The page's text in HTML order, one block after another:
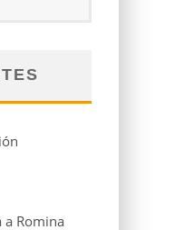
a Romina